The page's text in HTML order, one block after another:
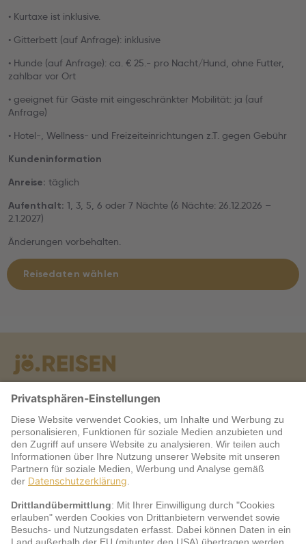
• Kurtaxe ist inklusive.
• Gitterbett (auf Anfrage): inklusive
• Hunde (auf Anfrage): ca. € 25.- pro Nacht/Hund, ohne Futter,
zahlbar vor Ort
• geeignet für Gäste mit eingeschränkter Mobilität: ja (auf
Anfrage)
• Hotel-, Wellness- und Freizeiteinrichtungen z.T. gegen Gebühr
Kundeninformation
Anreise: täglich
Aufenthalt: 1, 3, 5, 6 oder 7 Nächte (6 Nächte: 26.12.2026 –
2.1.2027)
Änderungen vorbehalten.
Reisedaten wählen
Warum jö?
Service
jö Bonus Club Partner